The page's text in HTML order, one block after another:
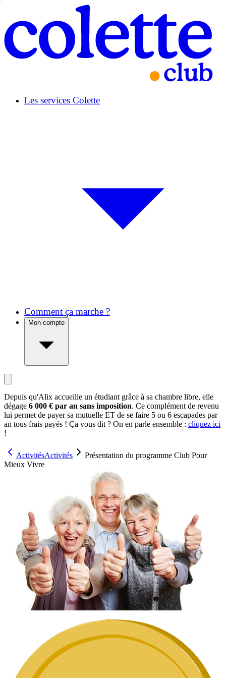
Les services Colette
Comment ça marche ?
Mon compte
Depuis qu'Alix accueille un étudiant grâce à sa chambre libre, elle
dégage 6 000 € par an sans imposition. Ce complément de revenu
lui permet de payer sa mutuelle ET de se faire 5 ou 6 escapades par
an tous frais payés ! Ça vous dit ? On en parle ensemble : cliquez ici
!
ActivitésActivités
Présentation du programme Club Pour
Mieux Vivre